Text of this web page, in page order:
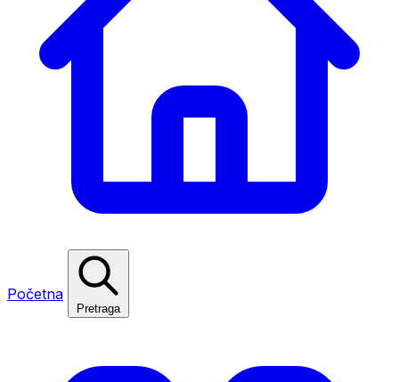
Početna
Pretraga